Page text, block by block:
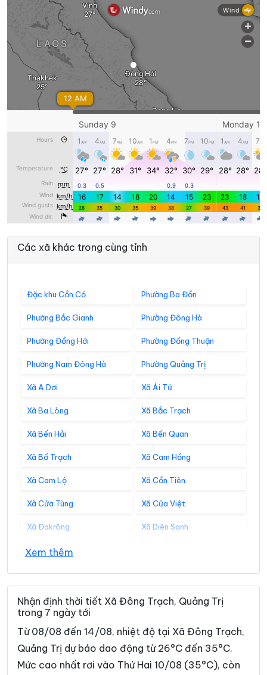
Các xã khác trong cùng tỉnh
Đặc khu Cồn Cỏ Phường Ba Đồn
Phường Bắc Gianh Phường Đông Hà
Phường Đồng Hới Phường Đồng Thuận
Phường Nam Đông Hà Phường Quảng Trị
Xã A Dơi Xã Ái Tử
Xã Ba Lòng Xã Bắc Trạch
Xã Bến Hải Xã Bến Quan
Xã Bố Trạch Xã Cam Hồng
Xã Cam Lộ Xã Cồn Tiên
Xã Cửa Tùng Xã Cửa Việt
Xã Đakrông Xã Diên Sanh
Xã Đồng Lê
Xã Hiếu Giang Xã Hòa Trạch
Xã Hoàn Lão Xã Hướng Hiệp
Xã Hướng Lập
Xã Khe Sanh Xã Kim Điền
Xã Kim Ngân Xã Kim Phú
Xem thêm
Nhận định thời tiết Xã Đông Trạch, Quảng Trị
trong 7 ngày tới
Từ 08/08 đến 14/08, nhiệt độ tại Xã Đông Trạch,
Quảng Trị dự báo dao động từ 26°C đến 35°C.
Mức cao nhất rơi vào Thứ Hai 10/08 (35°C), còn